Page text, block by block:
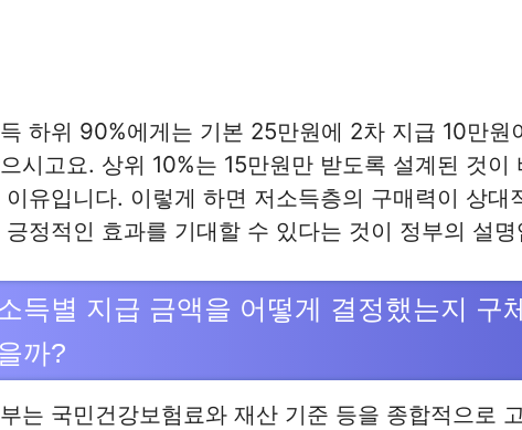
하위 90%에게는 기본 25만원에 2차 지급 10만원
시고요. 상위 10%는 15만원만 받도록 설계된 것이
이유입니다. 이렇게 하면 저소득층의 구매력이 상대
긍정적인 효과를 기대할 수 있다는 것이 정부의 설명
득별 지급 금액을 어떻게 결정했는지 구
까?
는 국민건강보험료와 재산 기준 등을 종합적으로